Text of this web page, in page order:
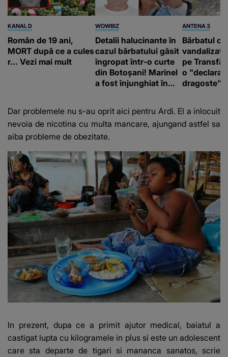
KANAL D
Român de 19 ani,
MORT după ce a cules
r... Vezi mai mult
WOWBIZ
Detalii halucinante în
cazul bărbatului găsit
îngropat într-o curte
din Botoșani! Marinel
a fost înjunghiat în
suspecți
ANTENA 3
Bărbatul
vandalizat
pe
o
dragoste"
Dar problemele nu s-au oprit aici pentru Ardi. El a inlocuit
nevoia de nicotina cu multa mancare, ajungand astfel sa
aiba probleme de obezitate.
In prezent, dupa ce a primit ajutor medical, baiatul a
castigat lupta cu kilogramele in plus si este un adolescent
care sta departe de tigari si mananca sanatos, scrie